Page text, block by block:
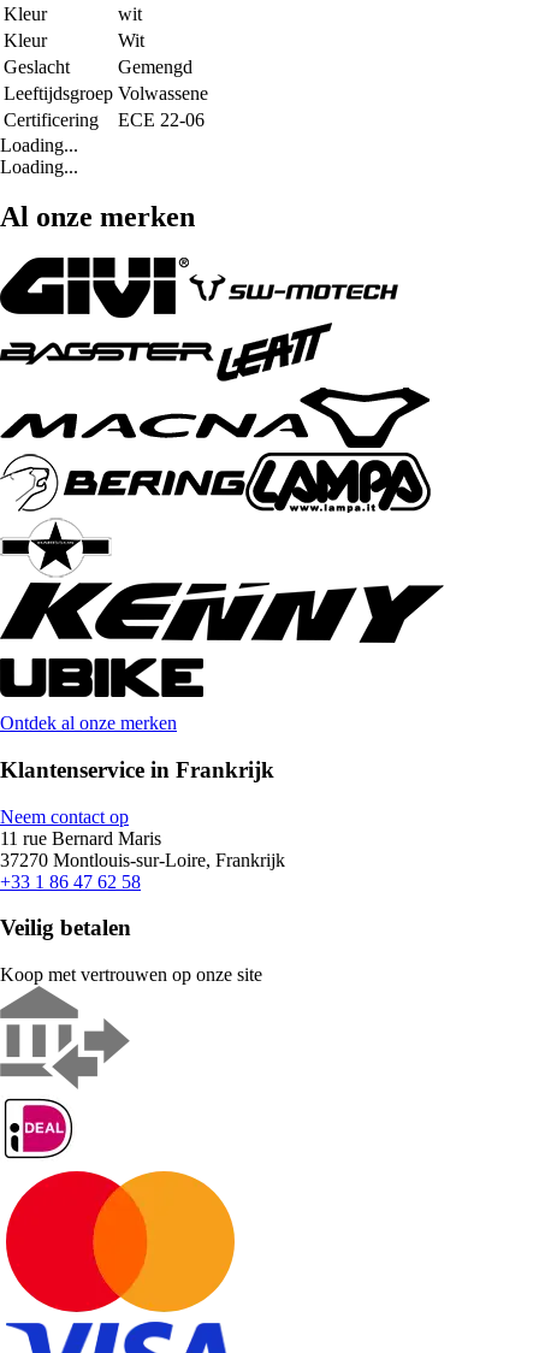
Kleur
wit
Kleur
Wit
Geslacht
Gemengd
Leeftijdsgroep Volwassene
Certificering
ECE 22-06
Loading...
Loading...
Al onze merken
Ontdek al onze merken
Klantenservice in Frankrijk
Neem contact op
11 rue Bernard Maris
37270 Montlouis-sur-Loire, Frankrijk
+33 1 86 47 62 58
Veilig betalen
Koop met vertrouwen op onze site